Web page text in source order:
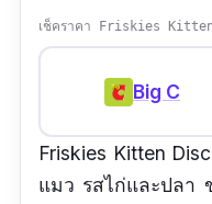
เช็คราคา Friskies
Big C
Friskies Kitten
แมว รสไก่และปลา